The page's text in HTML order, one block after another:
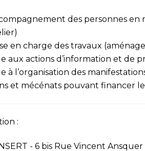
des personnes en
en charge des travaux
aux actions d’information et de
à l’organisation des
et mécénats pouvant financer
:
- 6 bis Rue Vincent